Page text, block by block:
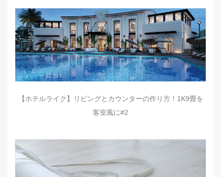
【ホテルライク】リビングとカウンターの作り方！1K9畳を
客室風に#2